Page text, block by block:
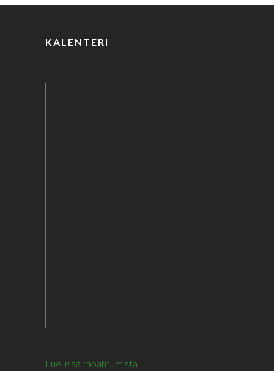
k
KALENTERI
Lue lisää tapahtumista